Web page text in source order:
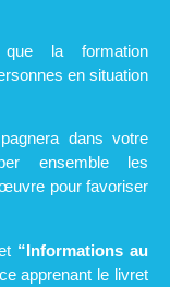
que la formation
en situation
dans votre
ensemble les
pour favoriser
“Informations au
apprenant le livret